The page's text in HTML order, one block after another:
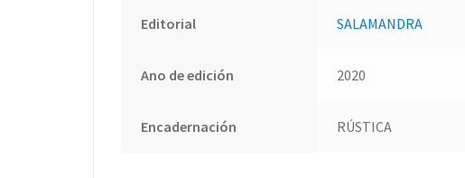
Editorial SALAMANDRA
Ano de edición 2020
Encadernación RÚSTICA